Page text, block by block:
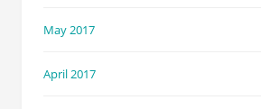
May 2017
April 2017